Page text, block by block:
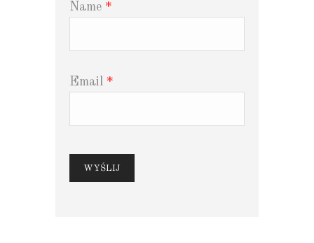
Name *
Email *